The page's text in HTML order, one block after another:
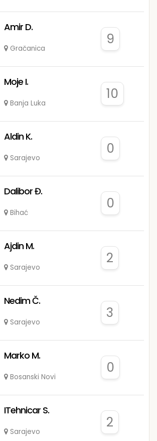
Amir D.
Gračanica
9
Moje I.
Banja Luka
10
Aldin K.
Sarajevo
0
Dalibor Đ.
Bihać
0
Ajdin M.
Sarajevo
2
Nedim Č.
Sarajevo
3
Marko M.
Bosanski Novi
0
ITehnicar S.
Sarajevo
2